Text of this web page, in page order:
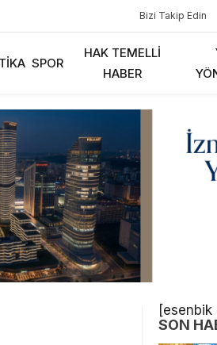
Bizi Takip Edin
SPOR
HAK TEMELLI
HABER
[esenbik
SON